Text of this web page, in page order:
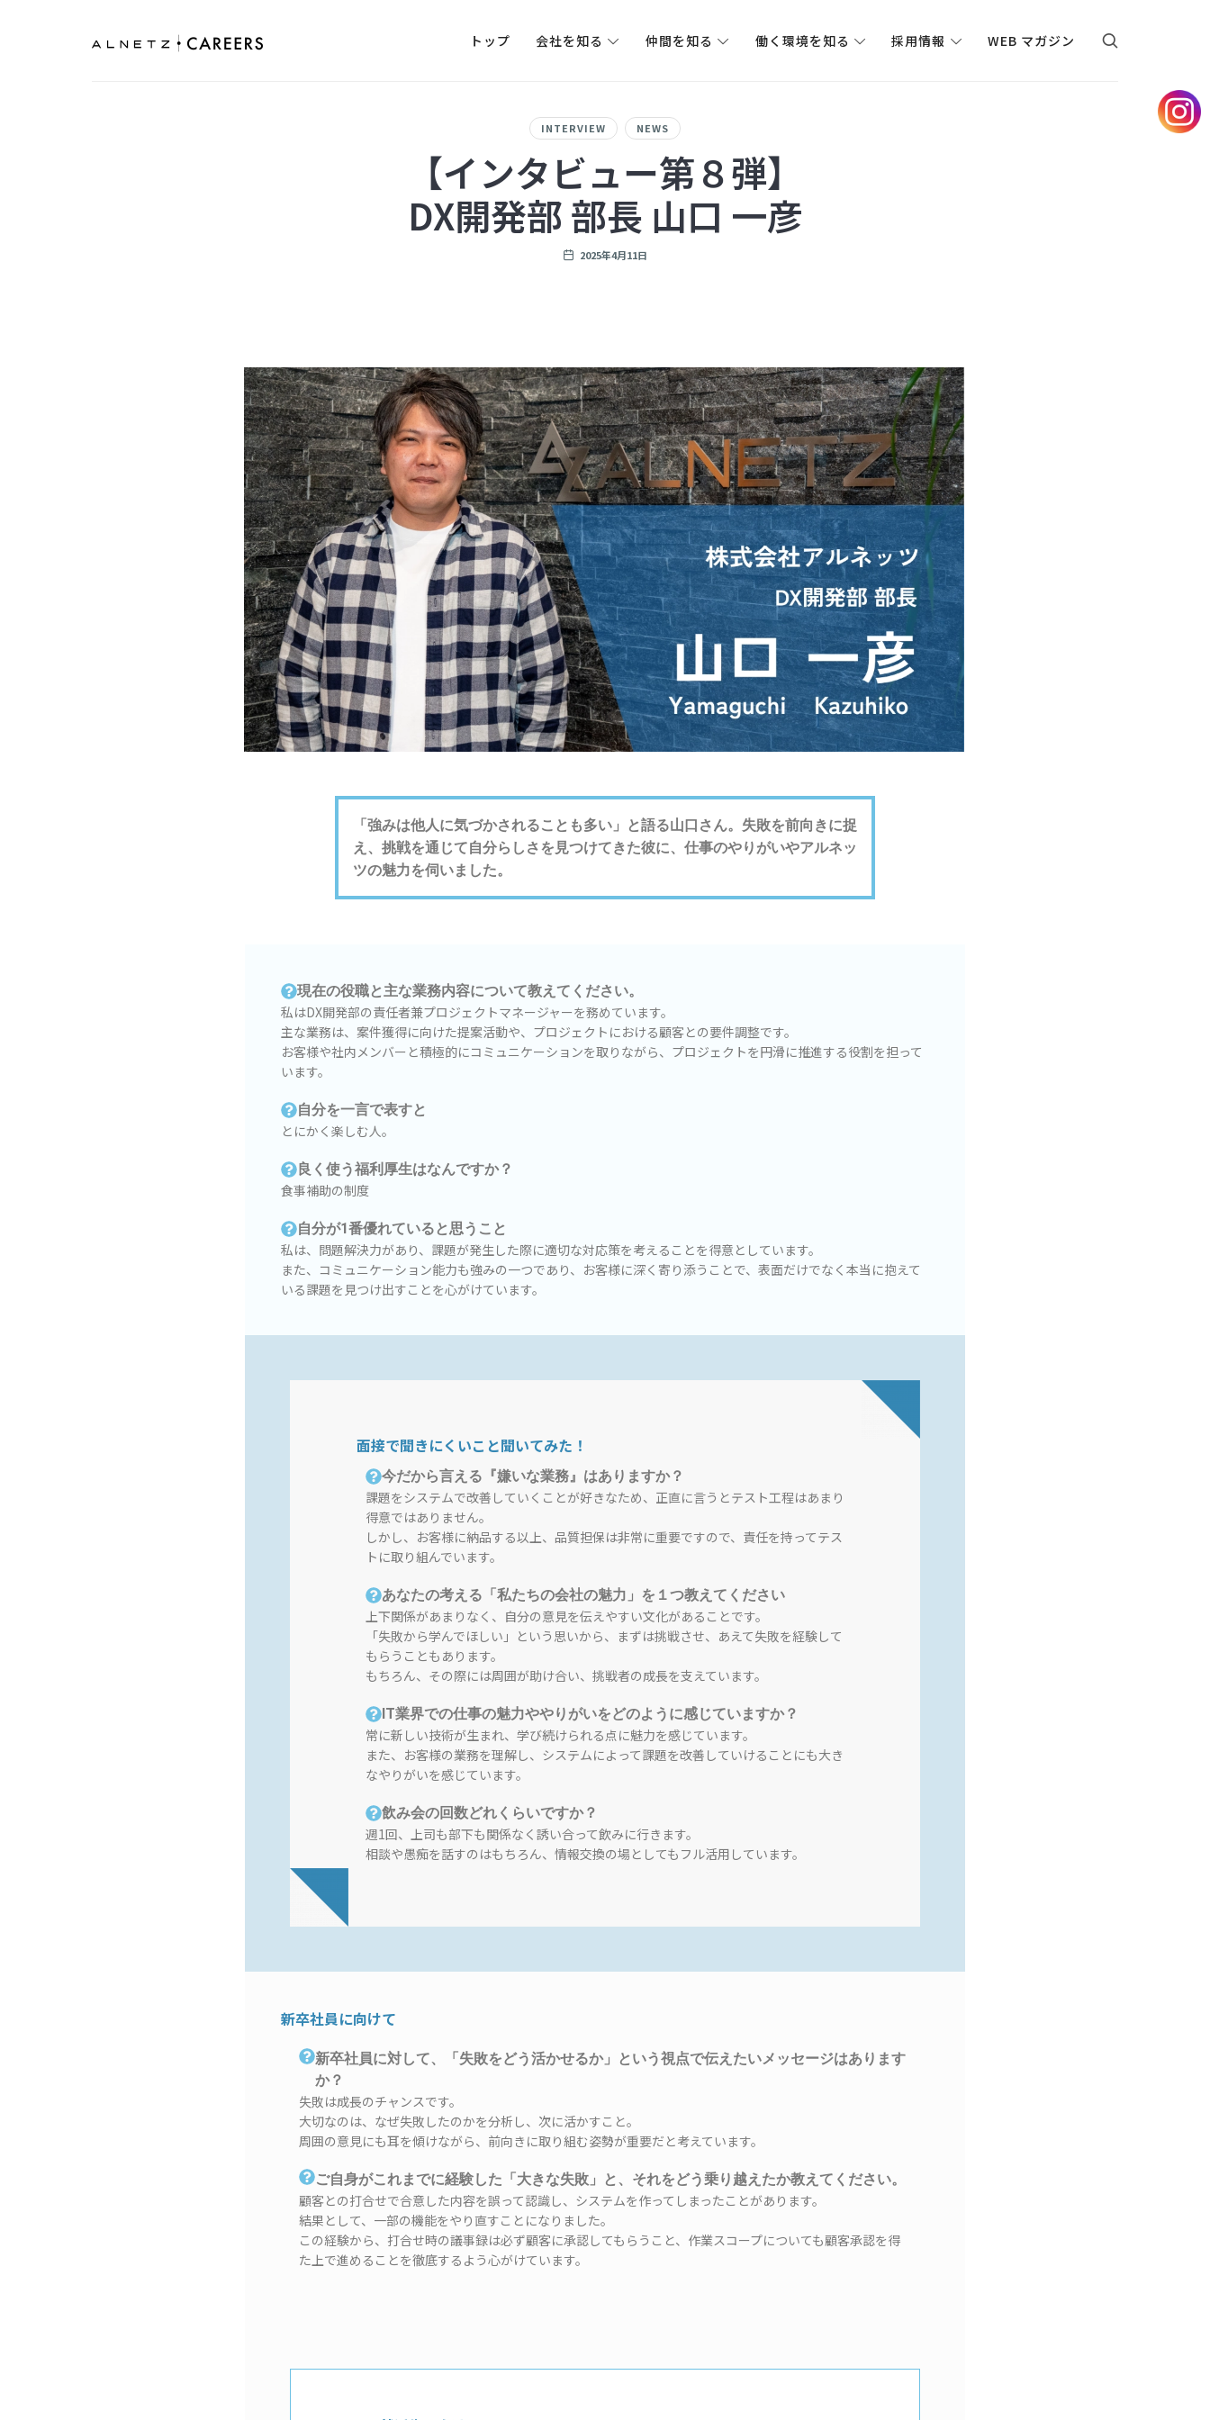
アルネッツの採用サイトです。メンバーの紹介を中心に、採用に関する情報を発信します。
トップ 会社を知る 仲間を知る 働く環境を知る 採用情報 WEB マガジン
INTERVIEW NEWS
【インタビュー第８弾】
DX開発部 部長 山口 一彦
2025年4月11日
「強みは他人に気づかされることも多い」と語る山口さん。失敗を前向きに捉
え、挑戦を通じて自分らしさを見つけてきた彼に、仕事のやりがいやアルネッ
ツの魅力を伺いました。
現在の役職と主な業務内容について教えてください。
私はDX開発部の責任者兼プロジェクトマネージャーを務めています。
主な業務は、案件獲得に向けた提案活動や、プロジェクトにおける顧客との要件調整です。
お客様や社内メンバーと積極的にコミュニケーションを取りながら、プロジェクトを円滑に推進する役割を担って
います。
自分を一言で表すと
とにかく楽しむ人。
良く使う福利厚生はなんですか？
食事補助の制度
自分が1番優れていると思うこと
私は、問題解決力があり、課題が発生した際に適切な対応策を考えることを得意としています。
また、コミュニケーション能力も強みの一つであり、お客様に深く寄り添うことで、表面だけでなく本当に抱えて
いる課題を見つけ出すことを心がけています。
面接で聞きにくいこと聞いてみた！
今だから言える『嫌いな業務』はありますか？
課題をシステムで改善していくことが好きなため、正直に言うとテスト工程はあまり
得意ではありません。
しかし、お客様に納品する以上、品質担保は非常に重要ですので、責任を持ってテス
トに取り組んでいます。
あなたの考える「私たちの会社の魅力」を１つ教えてください
上下関係があまりなく、自分の意見を伝えやすい文化があることです。
「失敗から学んでほしい」という思いから、まずは挑戦させ、あえて失敗を経験して
もらうこともあります。
もちろん、その際には周囲が助け合い、挑戦者の成長を支えています。
IT業界での仕事の魅力ややりがいをどのように感じていますか？
常に新しい技術が生まれ、学び続けられる点に魅力を感じています。
また、お客様の業務を理解し、システムによって課題を改善していけることにも大き
なやりがいを感じています。
飲み会の回数どれくらいですか？
週1回、上司も部下も関係なく誘い合って飲みに行きます。
相談や愚痴を話すのはもちろん、情報交換の場としてもフル活用しています。
新卒社員に向けて
新卒社員に対して、「失敗をどう活かせるか」という視点で伝えたいメッセージはあります
か？
失敗は成長のチャンスです。
大切なのは、なぜ失敗したのかを分析し、次に活かすこと。
周囲の意見にも耳を傾けながら、前向きに取り組む姿勢が重要だと考えています。
ご自身がこれまでに経験した「大きな失敗」と、それをどう乗り越えたか教えてください。
顧客との打合せで合意した内容を誤って認識し、システムを作ってしまったことがあります。
結果として、一部の機能をやり直すことになりました。
この経験から、打合せ時の議事録は必ず顧客に承認してもらうこと、作業スコープについても顧客承認を得
た上で進めることを徹底するよう心がけています。